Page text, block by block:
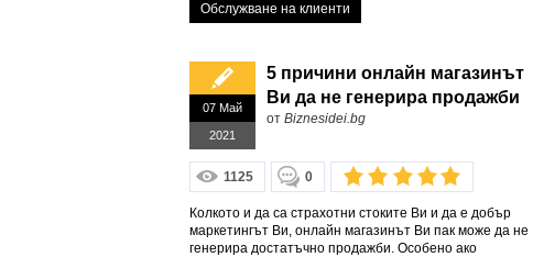
Обслужване на клиенти
07 Май
2021
5 причини онлайн магазинът
Ви да не генерира продажби
от Biznesidei.bg
1125 0
Колкото и да са страхотни стоките Ви и да е добър
маркетингът Ви, онлайн магазинът Ви пак може да не
генерира достатъчно продажби. Особено ако